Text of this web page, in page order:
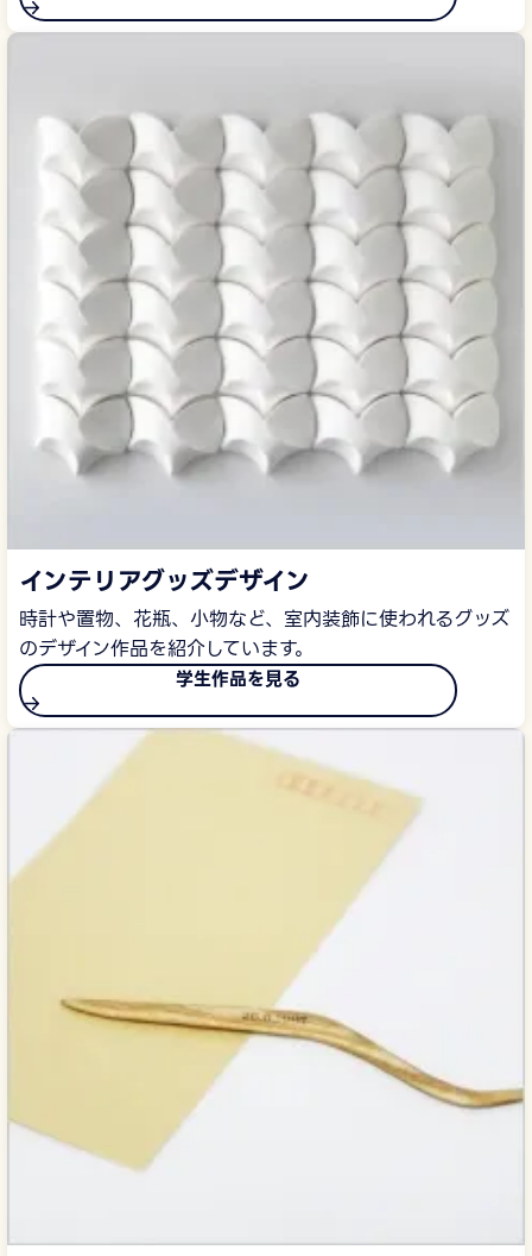
インテリアグッズデザイン
時計や置物、花瓶、小物など、室内装飾に使われるグッズ
のデザイン作品を紹介しています。
学生作品を見る